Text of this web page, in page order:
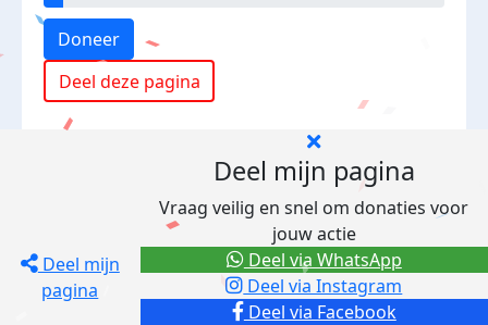
Doneer
Deel deze pagina
Deel mijn
pagina
Deel mijn pagina
Vraag veilig en snel om donaties voor
jouw actie
Deel via Facebook
Deel via Instagram
Deel via WhatsApp